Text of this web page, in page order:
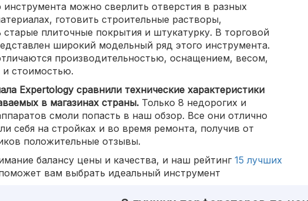
инструмента можно сверлить отверстия в разных
готовить строительные растворы,
плиточные покрытия и штукатурку. В торговой
широкий модельный ряд этого инструмента.
производительностью, оснащением, весом,
и стоимостью.
Expertology сравнили технические характеристики
в магазинах страны. Только 8 недорогих и
смоли попасть в наш обзор. Все они отлично
себя на стройках и во время ремонта, получив от
положительные отзывы.
балансу цены и качества, и наш рейтинг 15 лучших
вам выбрать идеальный инструмент